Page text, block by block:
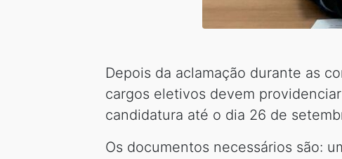
Depois da aclamação durante as
cargos eletivos devem
candidatura até o dia 26 de
Os documentos necessários são: